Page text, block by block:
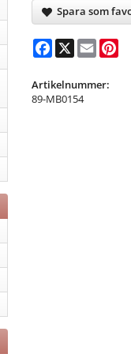
Spara som
Facebook
X Email
Artikelnummer:
89-MB0154